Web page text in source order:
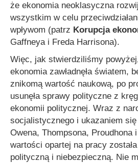
że ekonomia neoklasyczna
wszystkim w celu
wpływom (patrz Korupcja
Gaffneya i Freda Harrisona).
Więc, jak stwierdziliśmy
ekonomia zawładnęła światem,
znikomą wartość naukową, po
usunęła sprawy polityczne z
ekonomii politycznej. Wraz z
socjalistycznego i ukazaniem
Owena, Thompsona, Proudhona
wartości opartej na pracy
polityczną i niebezpieczną. Nie